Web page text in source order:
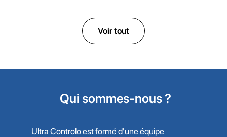
Voir tout
Qui sommes-nous ?
Ultra Controlo est formé d'une équipe